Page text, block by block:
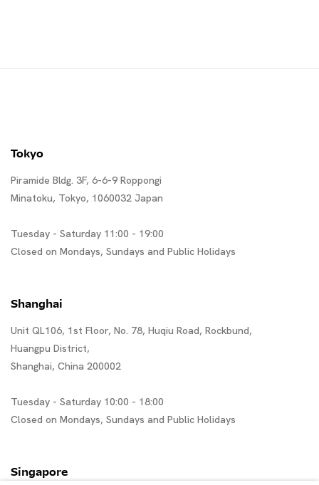
Tokyo
Piramide Bldg. 3F, 6-6-9 Roppongi
Minatoku, Tokyo, 1060032 Japan
Tuesday - Saturday 11:00 - 19:00
Closed on Mondays, Sundays and Public Holidays
Shanghai
Unit QL106, 1st Floor, No. 78, Huqiu Road, Rockbund,
Huangpu District,
Shanghai, China 200002
Tuesday - Saturday 10:00 - 18:00
Closed on Mondays, Sundays and Public Holidays
Singapore